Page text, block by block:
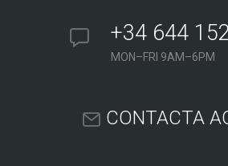
+34 644
MON–FRI 9AM–6PM
CONTACTA